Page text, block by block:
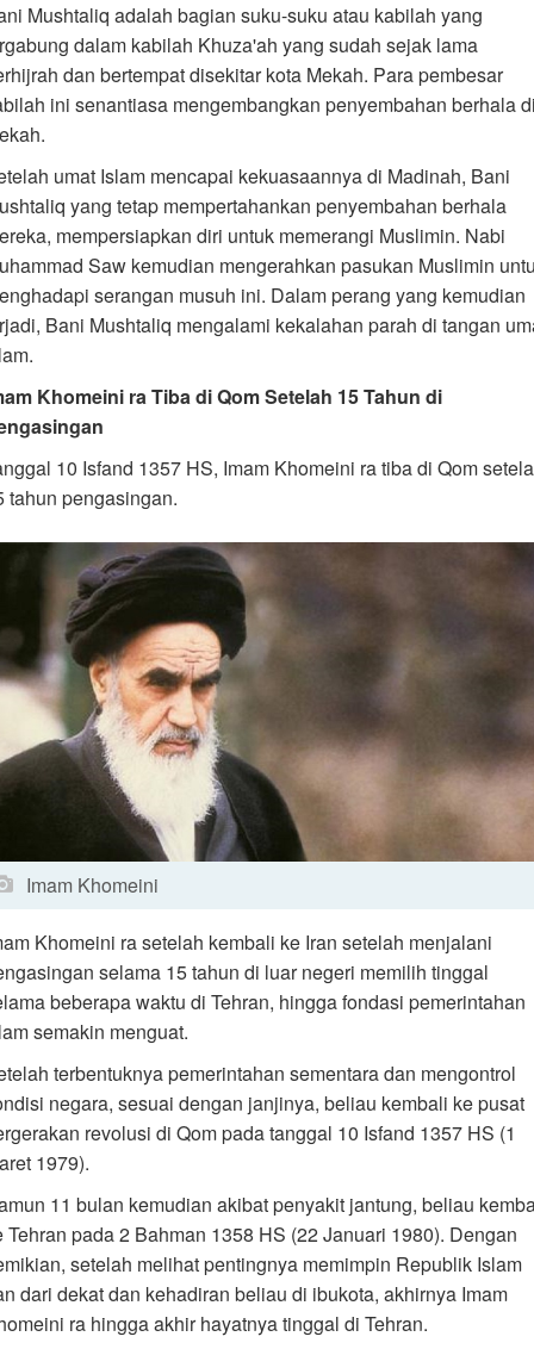
Mushtaliq adalah bagian suku-suku atau kabilah yang
dalam kabilah Khuza'ah yang sudah sejak lama
dan bertempat disekitar kota Mekah. Para pembesar
ini senantiasa mengembangkan penyembahan berhala
umat Islam mencapai kekuasaannya di Madinah, Bani
yang tetap mempertahankan penyembahan berhala
mempersiapkan diri untuk memerangi Muslimin. Nabi
Saw kemudian mengerahkan pasukan Muslimin
serangan musuh ini. Dalam perang yang kemudian
Bani Mushtaliq mengalami kekalahan parah di tangan
Khomeini ra Tiba di Qom Setelah 15 Tahun di
10 Isfand 1357 HS, Imam Khomeini ra tiba di Qom
tahun pengasingan.
Imam Khomeini
Khomeini ra setelah kembali ke Iran setelah menjalani
selama 15 tahun di luar negeri memilih tinggal
beberapa waktu di Tehran, hingga fondasi pemerintahan
semakin menguat.
terbentuknya pemerintahan sementara dan mengontrol
negara, sesuai dengan janjinya, beliau kembali ke pusat
revolusi di Qom pada tanggal 10 Isfand 1357 HS (1
1979).
11 bulan kemudian akibat penyakit jantung, beliau
Tehran pada 2 Bahman 1358 HS (22 Januari 1980). Dengan
setelah melihat pentingnya memimpin Republik Islam
dari dekat dan kehadiran beliau di ibukota, akhirnya Imam
ra hingga akhir hayatnya tinggal di Tehran.